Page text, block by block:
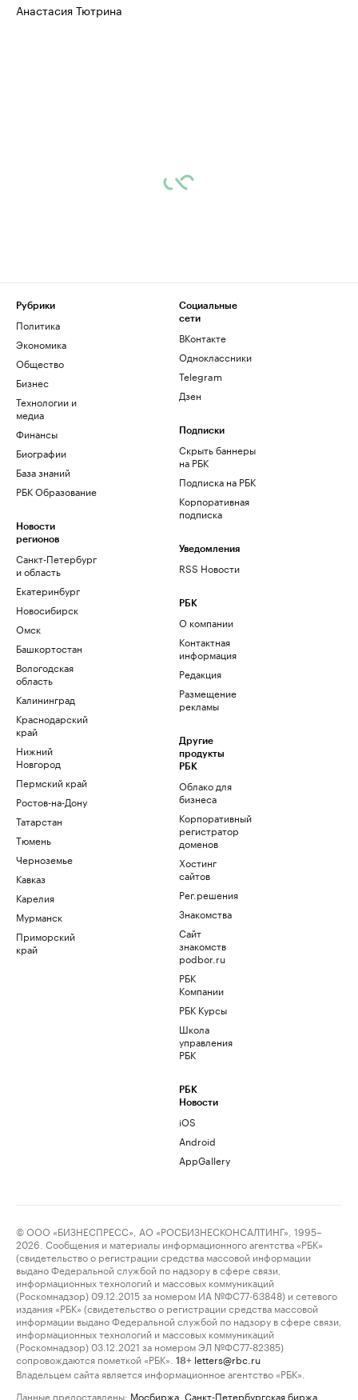
Анастасия Тютрина
Рубрики
Политика
Экономика
Общество
Бизнес
Технологии и
медиа
Финансы
Биографии
База знаний
РБК Образование
Новости
регионов
Санкт-Петербург
и область
Екатеринбург
Новосибирск
Омск
Башкортостан
Вологодская
область
Калининград
Краснодарский
край
Нижний
Новгород
Пермский край
Ростов-на-Дону
Татарстан
Тюмень
Черноземье
Кавказ
Карелия
Мурманск
Приморский
край
Социальные
сети
ВКонтакте
Одноклассники
Telegram
Дзен
Подписки
Скрыть баннеры
на РБК
Подписка на РБК
Корпоративная
подписка
Уведомления
RSS Новости
РБК
О компании
Контактная
информация
Редакция
Размещение
рекламы
Другие
продукты
РБК
Облако для
бизнеса
Корпоративный
регистратор
доменов
Хостинг
сайтов
Рег.решения
Знакомства
Сайт
знакомств
podbor.ru
РБК
Компании
РБК Курсы
Школа
управления
РБК
РБК
Новости
iOS
Android
AppGallery
© ООО «БИЗНЕСПРЕСС», АО «РОСБИЗНЕСКОНСАЛТИНГ», 1995–
2026. Сообщения и материалы информационного агентства «РБК»
(свидетельство о регистрации средства массовой информации
выдано Федеральной службой по надзору в сфере связи,
информационных технологий и массовых коммуникаций
(Роскомнадзор) 09.12.2015 за номером ИА №ФС77-63848) и сетевого
издания «РБК» (свидетельство о регистрации средства массовой
информации выдано Федеральной службой по надзору в сфере связи,
информационных технологий и массовых коммуникаций
(Роскомнадзор) 03.12.2021 за номером ЭЛ №ФС77-82385)
сопровождаются пометкой «РБК».
18+ letters@rbc.ru
Владельцем сайта является информационное агентство «РБК».
Данные предоставлены: Мосбиржа Санкт-Петербургская биржа